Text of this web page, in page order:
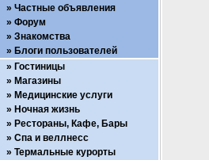
Частные объявления
Форум
Знакомства
Блоги пользователей
Гостиницы
Магазины
Медицинские услуги
Ночная жизнь
Рестораны, Кафе, Бары
Спа и веллнесс
Термальные курорты